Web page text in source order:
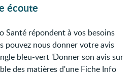
écoute
Santé répondent à vos besoins
pouvez nous donner votre avis
bleu-vert 'Donner son avis sur
des matières d'une Fiche Info